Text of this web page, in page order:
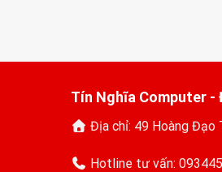
Tín Nghĩa Computer -
Địa chỉ: 49 Hoàng Đạo
Hotline tư vấn: